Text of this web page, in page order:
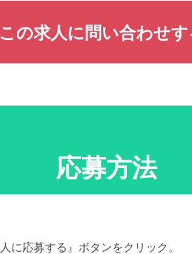
この求人に問い合わせ
応募方法
人に応募する』ボタンをクリック。